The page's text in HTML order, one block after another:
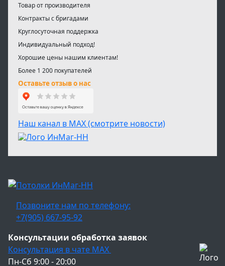
Товар от производителя
Контракты с бригадами
Круглосуточная поддержка
Индивидуальный подход!
Хорошие цены нашим клиентам!
Более 1 200 покупателей
Оставьте отзыв о нас
Наш канал в МАХ (смотрите новости)
Позвоните нам по телефону:
+7(905) 667-95-92
Консультации обработка заявок
Консультация в чате МАХ
Пн-Сб 9:00 - 20:00